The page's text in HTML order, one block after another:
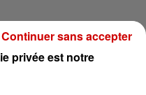
après une
privée est notre
Continuer sans accepter